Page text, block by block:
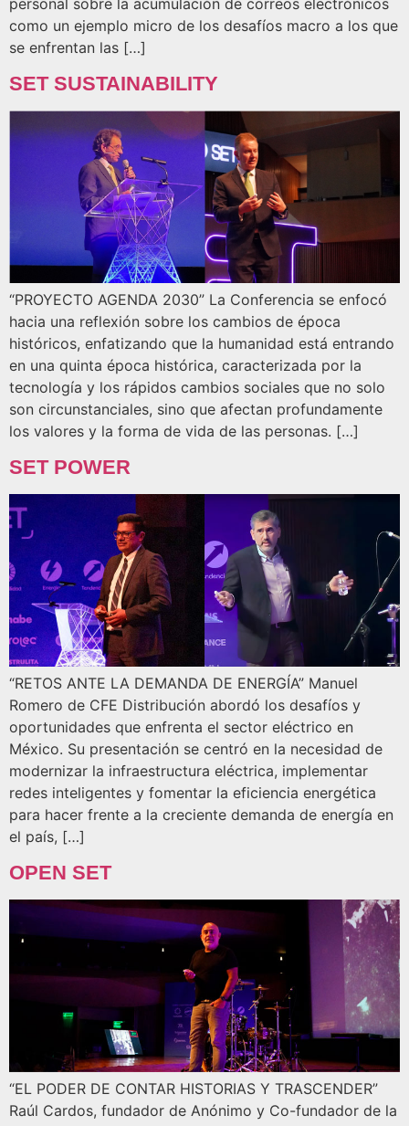
personal sobre la acumulación de correos electrónicos
como un ejemplo micro de los desafíos macro a los que
se enfrentan las […]
SET SUSTAINABILITY
“PROYECTO AGENDA 2030” La Conferencia se enfocó
hacia una reflexión sobre los cambios de época
históricos, enfatizando que la humanidad está entrando
en una quinta época histórica, caracterizada por la
tecnología y los rápidos cambios sociales que no solo
son circunstanciales, sino que afectan profundamente
los valores y la forma de vida de las personas. […]
SET POWER
“RETOS ANTE LA DEMANDA DE ENERGÍA” Manuel
Romero de CFE Distribución abordó los desafíos y
oportunidades que enfrenta el sector eléctrico en
México. Su presentación se centró en la necesidad de
modernizar la infraestructura eléctrica, implementar
redes inteligentes y fomentar la eficiencia energética
para hacer frente a la creciente demanda de energía en
el país, […]
OPEN SET
“EL PODER DE CONTAR HISTORIAS Y TRASCENDER”
Raúl Cardos, fundador de Anónimo y Co-fundador de la